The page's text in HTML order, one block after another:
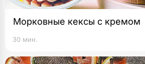
Морковные кексы с кремом
30 мин.